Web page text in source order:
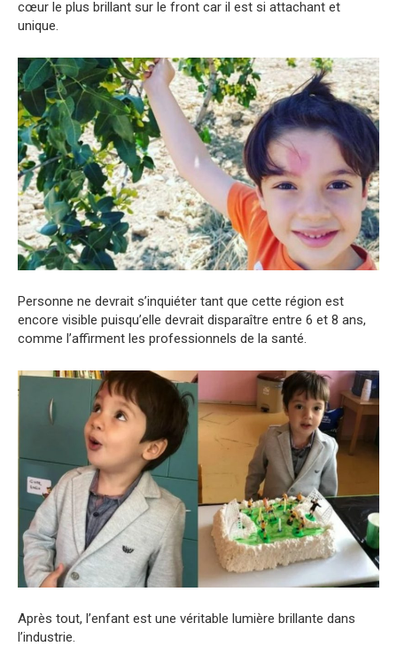
cœur le plus brillant sur le front car il est si attachant et
unique.
Personne ne devrait s’inquiéter tant que cette région est
encore visible puisqu’elle devrait disparaître entre 6 et 8 ans,
comme l’affirment les professionnels de la santé.
Après tout, l’enfant est une véritable lumière brillante dans
l’industrie.